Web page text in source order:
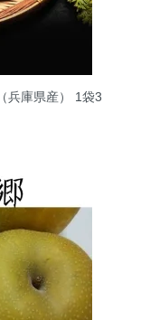
庫県産） 1袋3